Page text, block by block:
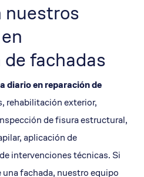
nuestros
fachadas
diario en reparación de
rehabilitación exterior,
de fisura estructural,
aplicación de
intervenciones técnicas. Si
fachada, nuestro equipo